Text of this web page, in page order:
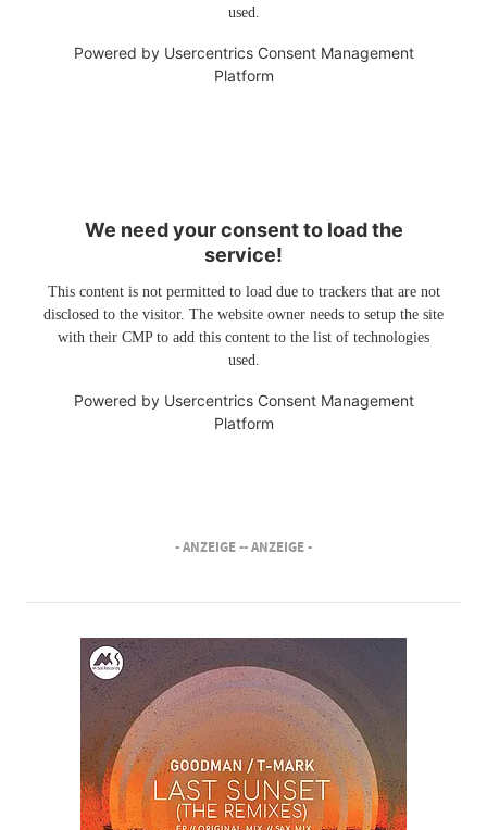
used.
Powered by Usercentrics Consent Management
Platform
We need your consent to load the
service!
This content is not permitted to load due to trackers that are not
disclosed to the visitor. The website owner needs to setup the site
with their CMP to add this content to the list of technologies
used.
Powered by Usercentrics Consent Management
Platform
- ANZEIGE -- ANZEIGE -